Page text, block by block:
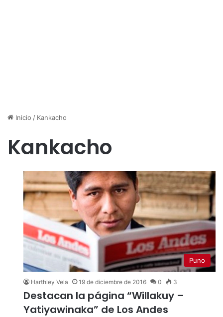
Inicio / Kankacho
Kankacho
Puno
Harthley Vela 19 de diciembre de 2016 0 3
Destacan la página “Willakuy –
Yatiyawinaka” de Los Andes